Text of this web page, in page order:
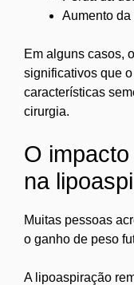
Aumento da
Em alguns casos,
significativos que
características
cirurgia.
O
na
Muitas pessoas
o ganho de peso
A lipoaspiração